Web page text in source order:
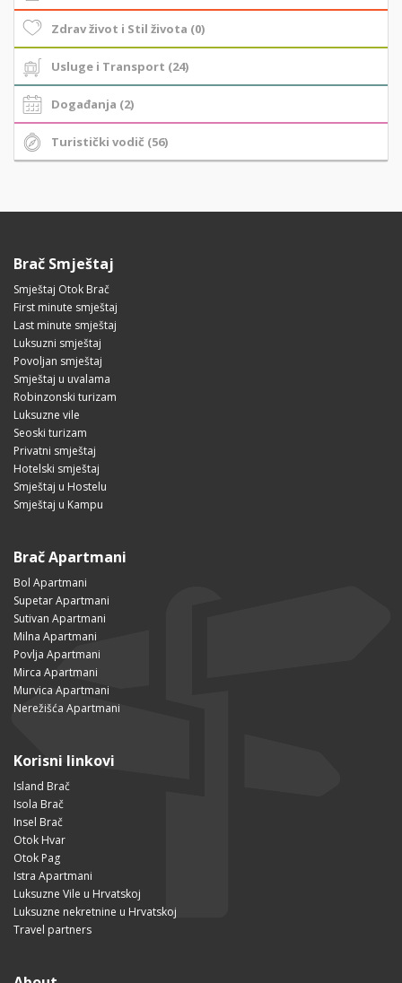
Zdrav život i Stil života (0)
Usluge i Transport (24)
Događanja (2)
Turistički vodič (56)
Brač Smještaj
Smještaj Otok Brač
First minute smještaj
Last minute smještaj
Luksuzni smještaj
Povoljan smještaj
Smještaj u uvalama
Robinzonski turizam
Luksuzne vile
Seoski turizam
Privatni smještaj
Hotelski smještaj
Smještaj u Hostelu
Smještaj u Kampu
Brač Apartmani
Bol Apartmani
Supetar Apartmani
Sutivan Apartmani
Milna Apartmani
Povlja Apartmani
Mirca Apartmani
Murvica Apartmani
Nerežišća Apartmani
Korisni linkovi
Island Brač
Isola Brač
Insel Brač
Otok Hvar
Otok Pag
Istra Apartmani
Luksuzne Vile u Hrvatskoj
Luksuzne nekretnine u Hrvatskoj
Travel partners